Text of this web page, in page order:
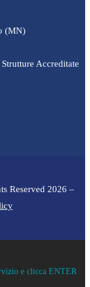
(MN)
Accreditate
Reserved 2026 –
e clicca ENTER